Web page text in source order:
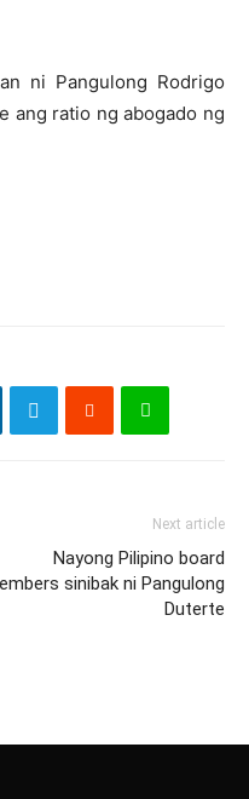
ni Pangulong Rodrigo
ang ratio ng abogado ng
Next article
Nayong Pilipino board
sinibak ni Pangulong
Duterte